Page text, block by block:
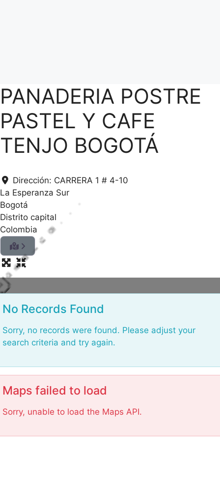
PANADERIA POSTRE
PASTEL Y CAFE
TENJO BOGOTÁ
Dirección: CARRERA 1 # 4-10
La Esperanza Sur
Bogotá
Distrito capital
Colombia
L
No Records Found
Sorry, no records were found. Please adjust your
search criteria and try again.
Maps failed to load
Sorry, unable to load the Maps API.